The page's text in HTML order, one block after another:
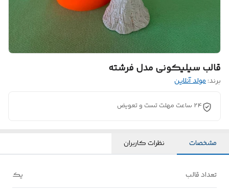
قالب سیلیکونی مدل فرشته
برند:مولد آنلاین
24 ساعت مهلت تست و تعویض
مشخصات نظرات کاربران
تعداد قالب یک